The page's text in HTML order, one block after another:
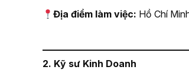
Địa điểm làm việc: Hồ Chí
2. Kỹ sư Kinh Doanh